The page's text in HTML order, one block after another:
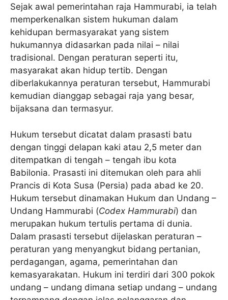
Sejak awal pemerintahan raja Hammurabi, ia telah
memperkenalkan sistem hukuman dalam
kehidupan bermasyarakat yang sistem
hukumannya didasarkan pada nilai – nilai
tradisional. Dengan peraturan seperti itu,
masyarakat akan hidup tertib. Dengan
diberlakukannya peraturan tersebut, Hammurabi
kemudian dianggap sebagai raja yang besar,
bijaksana dan termasyur.
Hukum tersebut dicatat dalam prasasti batu
dengan tinggi delapan kaki atau 2,5 meter dan
ditempatkan di tengah – tengah ibu kota
Babilonia. Prasasti ini ditemukan oleh para ahli
Prancis di Kota Susa (Persia) pada abad ke 20.
Hukum tersebut dinamakan Hukum dan Undang –
Undang Hammurabi (Codex Hammurabi) dan
merupakan hukum tertulis pertama di dunia.
Dalam prasasti tersebut dijelaskan peraturan –
peraturan yang menyangkut bidang pertanian,
perdagangan, agama, pemerintahan dan
kemasyarakatan. Hukum ini terdiri dari 300 pokok
undang – undang dimana setiap undang – undang